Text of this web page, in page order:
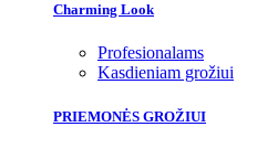
Charming Look
Profesionalams
Kasdieniam grožiui
PRIEMONĖS GROŽIUI